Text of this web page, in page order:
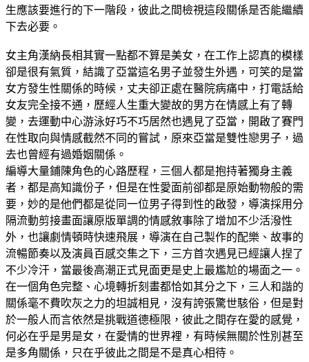
生應該要進行的下一階段，彼此之間檢視這段關係是否能繼續
下去必要。
女主角漢納長相其實一點都不算是美女，在工作上認真的模樣
卻是很有氣質，結識了亞當這名男子並發生外遇，可笑的是當
女方發生性關係的時候，丈夫卻正處在醫院病痛中，打電話給
女友完全接不通，歷經人生重大變故的男方在情感上有了轉
變，去運動中心游泳好巧不巧居然也遇見了亞當，開啟了賽門
在性取向與情感截然不同的嘗試，原來亞當是雙性戀男子，過
去也曾經有過婚姻關係。
編導大量鋪陳角色的心路歷程，三個人都是抱持著獨身主義
者，都是高知識份子，但是在性愛面前卻都是原始動物般的需
要，妙的是他們都是從同一位男子得到性的啟發，導演採用分
隔流動剪接畫面讓原版單調的情感敘事除了增加不少活潑性
外，也讓劇情頓時快速飛展，導演在自己製作的配樂、故事的
流暢節奏以及演員百感交集之下，三方首次遇見已經讓人捏了
不少冷汗，當最後高潮正式見面更是史上最尷尬的場面之一。
在一個角色完整、心境轉折刻畫都恰如其分之下，三人和諧的
關係毫不費吹灰之力的坦誠相見，沒有誇張驚世駭俗，但是對
於一般人而言依然是挑戰道德極限，彼此之間存在愛的感覺，
何必在乎是男是女，在愛情的世界裡，有時候無關於性別甚至
是多角關係，只在乎彼此之間是不是真心相待。